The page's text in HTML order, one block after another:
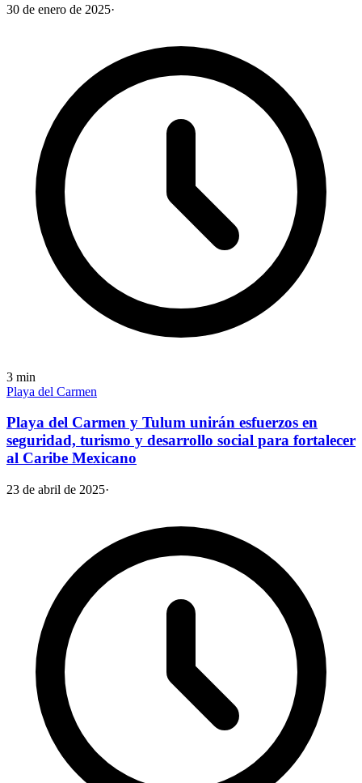
30 de enero de 2025·
3 min
Playa del Carmen
Playa del Carmen y Tulum unirán esfuerzos en
seguridad, turismo y desarrollo social para fortalecer
al Caribe Mexicano
23 de abril de 2025·